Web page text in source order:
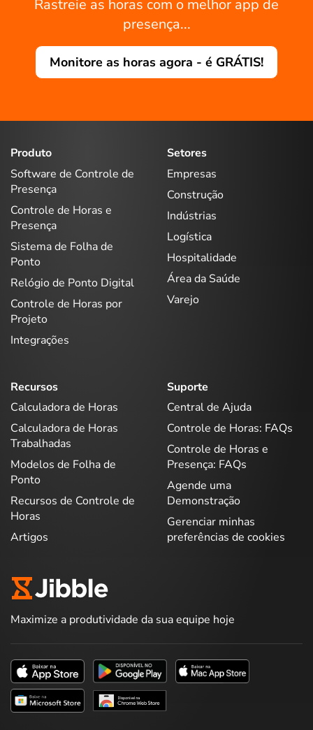
Rastreie as horas com o melhor app de
presença...
Monitore as horas agora - é GRÁTIS!
Produto
Software de Controle de
Presença
Controle de Horas e
Presença
Sistema de Folha de
Ponto
Relógio de Ponto Digital
Controle de Horas por
Projeto
Integrações
Setores
Empresas
Construção
Indústrias
Logística
Hospitalidade
Área da Saúde
Varejo
Recursos
Calculadora de Horas
Calculadora de Horas
Trabalhadas
Modelos de Folha de
Ponto
Recursos de Controle de
Horas
Artigos
Suporte
Central de Ajuda
Controle de Horas: FAQs
Controle de Horas e
Presença: FAQs
Agende uma
Demonstração
Gerenciar minhas
preferências de cookies
Maximize a produtividade da sua equipe hoje